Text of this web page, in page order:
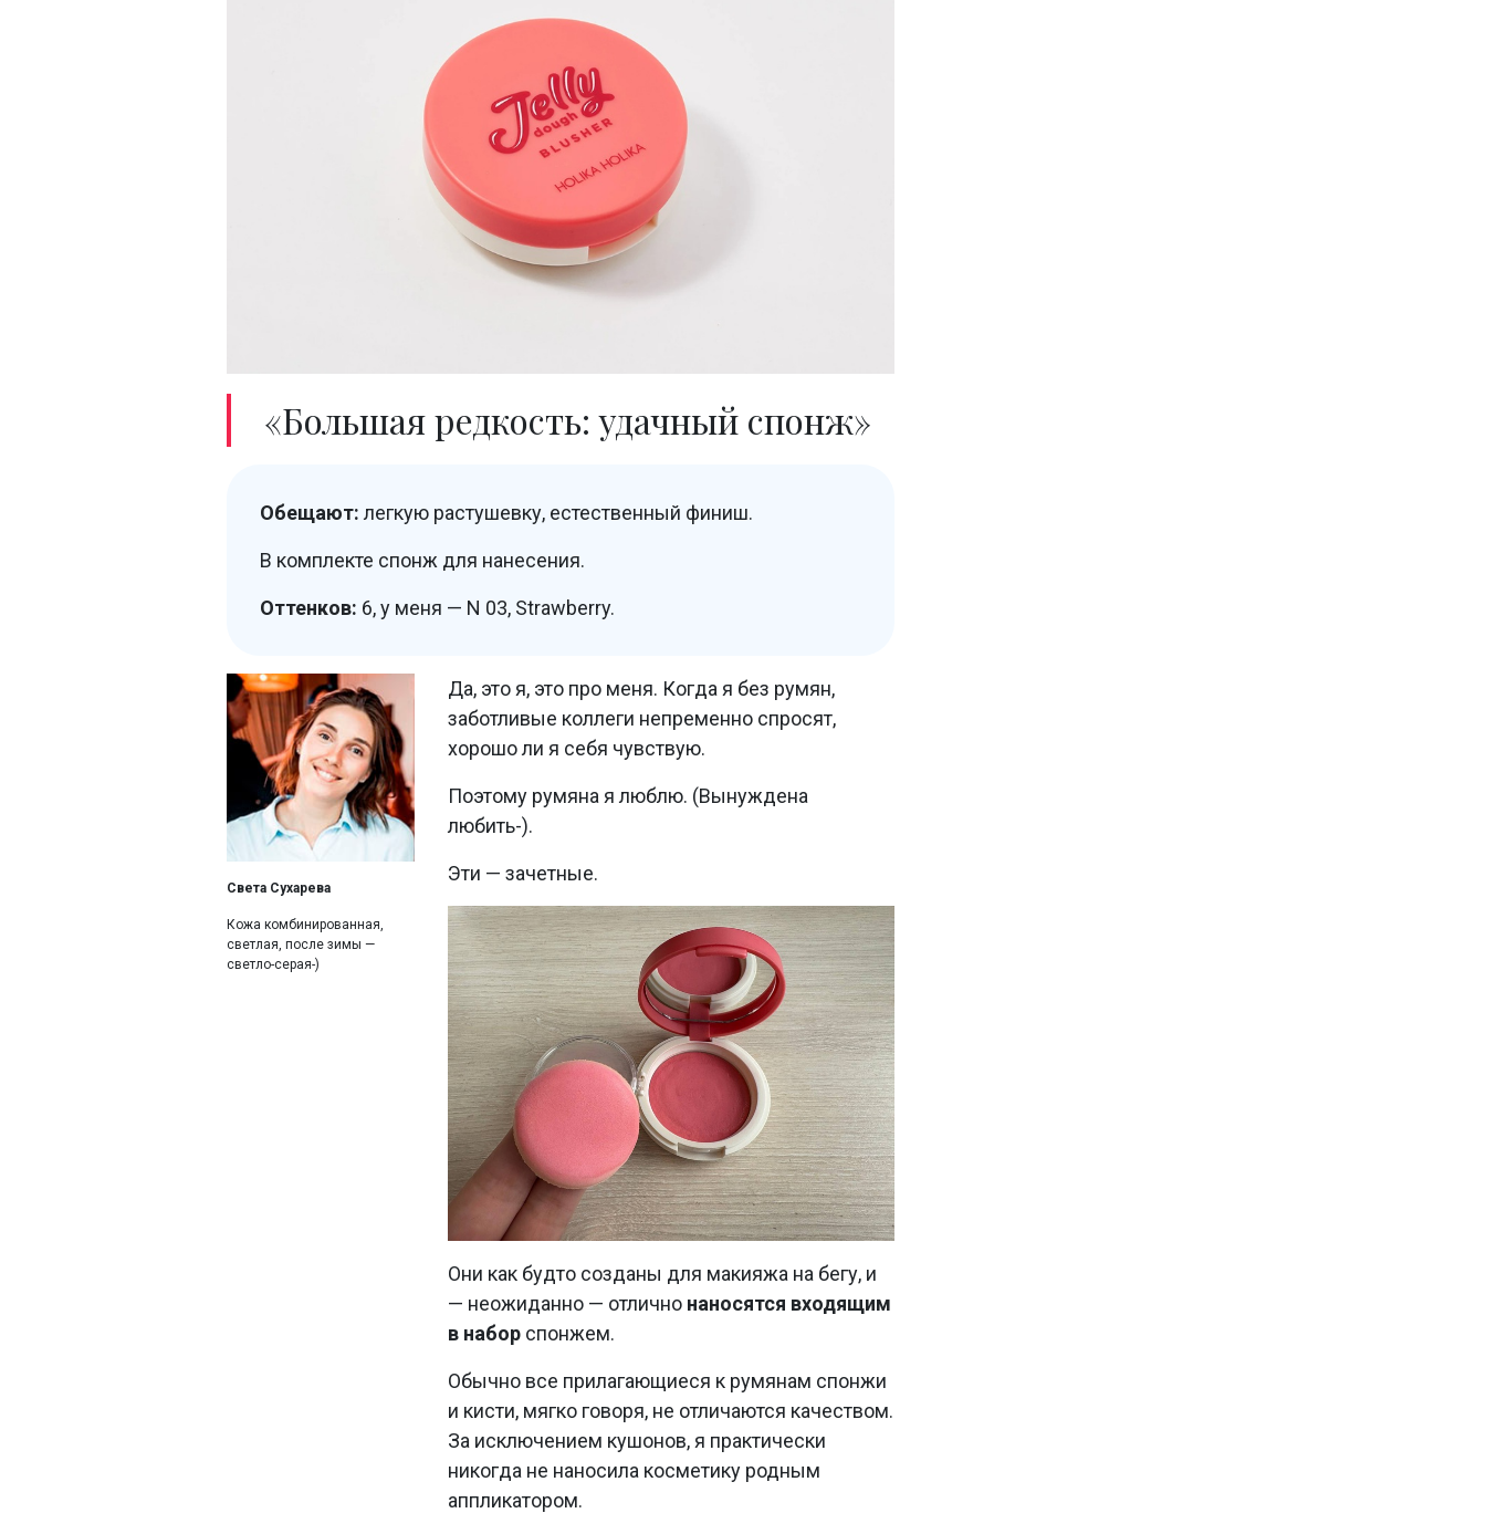
«Большая редкость: удачный спонж»
Обещают: легкую растушевку, естественный финиш.
В комплекте спонж для нанесения.
Оттенков: 6, у меня — N 03, Strawberry.
Света Сухарева
Кожа комбинированная,
светлая, после зимы —
светло-серая-)
Да, это я, это про меня. Когда я без румян,
заботливые коллеги непременно спросят,
хорошо ли я себя чувствую.
Поэтому румяна я люблю. (Вынуждена
любить-).
Эти — зачетные.
Они как будто созданы для макияжа на бегу, и
— неожиданно — отлично наносятся входящим
в набор спонжем.
Обычно все прилагающиеся к румянам спонжи
и кисти, мягко говоря, не отличаются качеством.
За исключением кушонов, я практически
никогда не наносила косметику родным
аппликатором.